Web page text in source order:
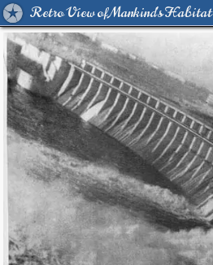
Retro View of Mankind's Habitat